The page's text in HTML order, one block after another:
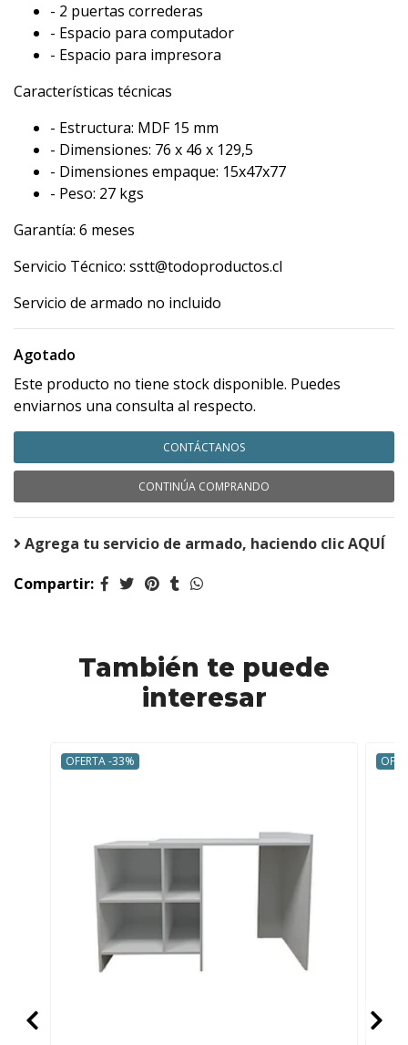
- 2 puertas correderas
- Espacio para computador
- Espacio para impresora
Características técnicas
- Estructura: MDF 15 mm
- Dimensiones: 76 x 46 x 129,5
- Dimensiones empaque: 15x47x77
- Peso: 27 kgs
Garantía: 6 meses
Servicio Técnico: sstt@todoproductos.cl
Servicio de armado no incluido
Agotado
Este producto no tiene stock disponible. Puedes
enviarnos una consulta al respecto.
CONTÁCTANOS
CONTINÚA COMPRANDO
Agrega tu servicio de armado, haciendo clic AQUÍ
Compartir:
También te puede
interesar
OFERTA -33%